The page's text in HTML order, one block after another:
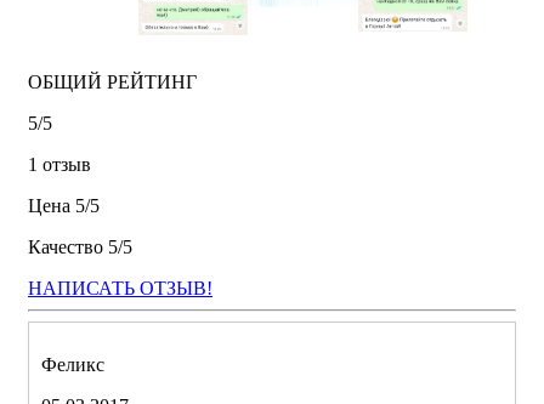
ОБЩИЙ РЕЙТИНГ
5/5
1 отзыв
Цена 5/5
Качество 5/5
НАПИСАТЬ ОТЗЫВ!
Феликс